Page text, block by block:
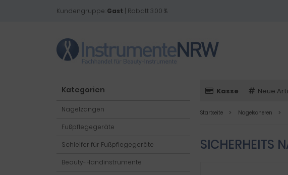
Kundengruppe: Gast | Rabatt 3.00 %
Kasse Neue
Startseite Nagelscheren
SICHERHEITS
Kategorien
Nagelzangen
Fußpflegegeräte
Schleifer für Fußpflegegeräte
Beauty-Handinstrumente